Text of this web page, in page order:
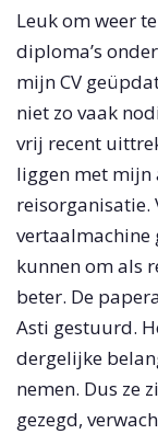
Leuk om weer
diploma’s
mijn CV
niet zo vaak
vrij recent
liggen met mijn
reisorganisatie.
vertaalmachine
kunnen om als
beter. De
Asti gestuurd.
dergelijke
nemen. Dus ze
gezegd,